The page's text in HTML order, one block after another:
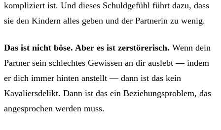
kompliziert ist. Und dieses Schuldgefühl führt dazu, dass
sie den Kindern alles geben und der Partnerin zu wenig.
Das ist nicht böse. Aber es ist zerstörerisch. Wenn dein
Partner sein schlechtes Gewissen an dir auslebt — indem
er dich immer hinten anstellt — dann ist das kein
Kavaliersdelikt. Dann ist das ein Beziehungsproblem, das
angesprochen werden muss.